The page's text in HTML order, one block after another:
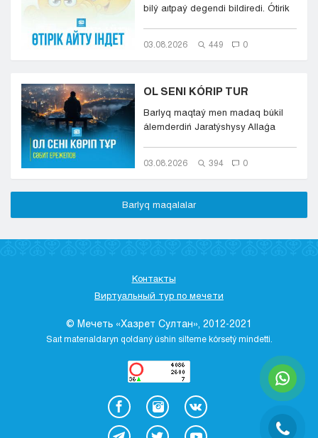
bilý aıtpaý degendi bildiredi. Ótirik
03.08.2026 449 0
OL SENI KÓRIP TUR
Barlyq maqtaý men madaq búkil
álemderdiń Jaratýshysy Allaǵa
03.08.2026 394 0
Barlyq maqalalar
Контакты
Виртуальный тур по мечети
© Мечеть «Хазрет Султан», 2012-2021
Saıt materıaldaryn qoldaný úshіn sіlteme kórsetý mіndettі.